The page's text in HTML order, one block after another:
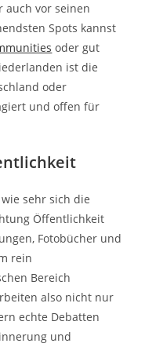
auch vor seinen
Spots kannst
oder gut
ist die
oder
und offen für
sehr sich die
Öffentlichkeit
Fotobücher und
rein
Bereich
also nicht nur
echte Debatten
und